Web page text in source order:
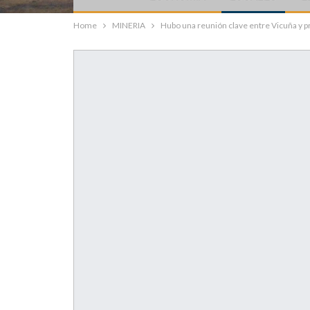
Home MINERIA Hubo una reunión clave entre Vicuña y